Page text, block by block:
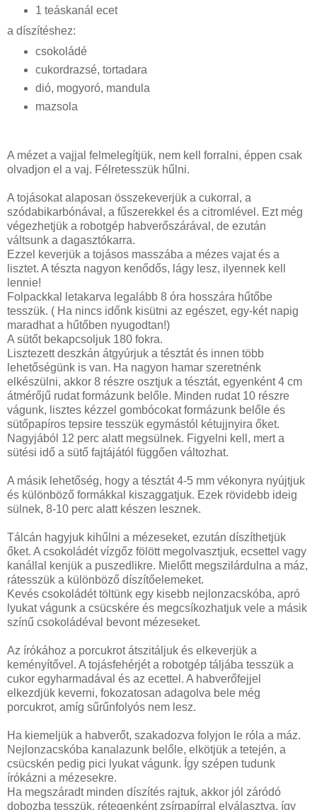
1 teáskanál ecet
a díszítéshez:
csokoládé
cukordrazsé, tortadara
dió, mogyoró, mandula
mazsola
A mézet a vajjal felmelegítjük, nem kell forralni, éppen csak
olvadjon el a vaj. Félretesszük hűlni.
A tojásokat alaposan összekeverjük a cukorral, a
szódabikarbónával, a fűszerekkel és a citromlével. Ezt még
végezhetjük a robotgép habverőszárával, de ezután
váltsunk a dagasztókarra.
Ezzel keverjük a tojásos masszába a mézes vajat és a
lisztet. A tészta nagyon kenődős, lágy lesz, ilyennek kell
lennie!
Folpackkal letakarva legalább 8 óra hosszára hűtőbe
tesszük. ( Ha nincs időnk kisütni az egészet, egy-két napig
maradhat a hűtőben nyugodtan!)
A sütőt bekapcsoljuk 180 fokra.
Lisztezett deszkán átgyúrjuk a tésztát és innen több
lehetőségünk is van. Ha nagyon hamar szeretnénk
elkészülni, akkor 8 részre osztjuk a tésztát, egyenként 4 cm
átmérőjű rudat formázunk belőle. Minden rudat 10 részre
vágunk, lisztes kézzel gombócokat formázunk belőle és
sütőpapíros tepsire tesszük egymástól kétujjnyira őket.
Nagyjából 12 perc alatt megsülnek. Figyelni kell, mert a
sütési idő a sütő fajtájától függően változhat.
A másik lehetőség, hogy a tésztát 4-5 mm vékonyra nyújtjuk
és különböző formákkal kiszaggatjuk. Ezek rövidebb ideig
sülnek, 8-10 perc alatt készen lesznek.
Tálcán hagyjuk kihűlni a mézeseket, ezután díszíthetjük
őket. A csokoládét vízgőz fölött megolvasztjuk, ecsettel vagy
kanállal kenjük a puszedlikre. Mielőtt megszilárdulna a máz,
rátesszük a különböző díszítőelemeket.
Kevés csokoládét töltünk egy kisebb nejlonzacskóba, apró
lyukat vágunk a csücskére és megcsíkozhatjuk vele a másik
színű csokoládéval bevont mézeseket.
Az írókához a porcukrot átszitáljuk és elkeverjük a
keményítővel. A tojásfehérjét a robotgép táljába tesszük a
cukor egyharmadával és az ecettel. A habverőfejjel
elkezdjük keverni, fokozatosan adagolva bele még
porcukrot, amíg sűrűnfolyós nem lesz.
Ha kiemeljük a habverőt, szakadozva folyjon le róla a máz.
Nejlonzacskóba kanalazunk belőle, elkötjük a tetején, a
csücskén pedig pici lyukat vágunk. Így szépen tudunk
írókázni a mézesekre.
Ha megszáradt minden díszítés rajtuk, akkor jól záródó
dobozba tesszük, rétegenként zsírpapírral elválasztva, így